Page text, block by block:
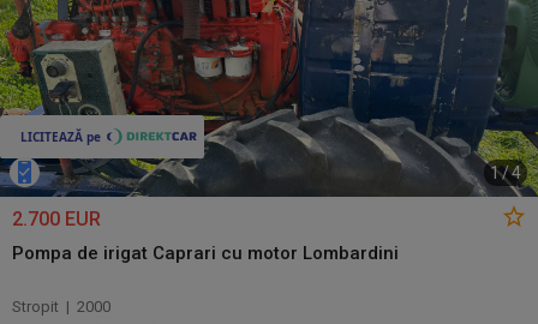
1/4
2.700 EUR
Pompa de irigat Caprari cu motor Lombardini
Stropit | 2000